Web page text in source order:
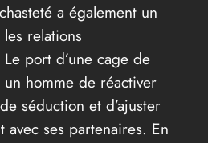
a également un
relations
port d’une cage de
homme de réactiver
séduction et d’ajuster
avec ses partenaires. En